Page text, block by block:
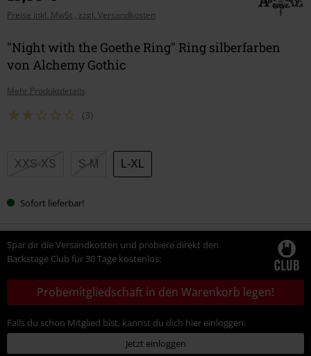
Preise inkl. MwSt., zzgl. Versandkosten
"Night with the Goethe Ring" Ring silberfarben
von Alchemy Gothic
Mehr Produktdetails
(3)
Wähle
XXS-XS S-M L-XL
Sofort lieferbar!
Spar dir die Versandkosten und probiere direkt den
Backstage Club für 30 Tage kostenlos:
Probemitgliedschaft in den Warenkorb legen!
Falls du schon Mitglied bist, kannst du dich hier einloggen:
Jetzt einloggen